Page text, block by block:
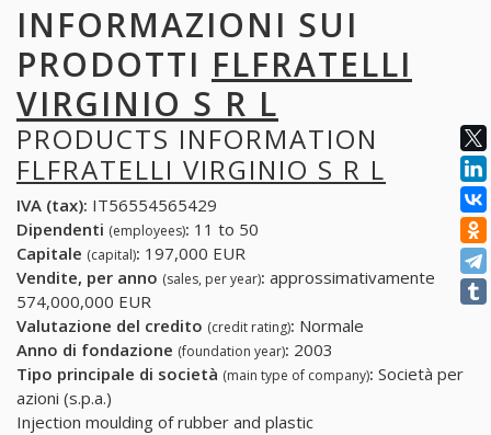
INFORMAZIONI SUI
PRODOTTI FLFRATELLI
VIRGINIO S R L
PRODUCTS INFORMATION
FLFRATELLI VIRGINIO S R L
IVA (tax): IT56554565429
Dipendenti (employees): 11 to 50
Capitale (capital): 197,000 EUR
Vendite, per anno (sales, per year): approssimativamente
574,000,000 EUR
Valutazione del credito (credit rating): Normale
Anno di fondazione (foundation year): 2003
Tipo principale di società (main type of company): Società per
azioni (s.p.a.)
Injection moulding of rubber and plastic